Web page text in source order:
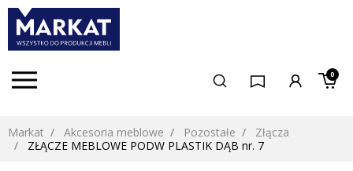
0
Markat Akcesoria meblowe Pozostałe
Złącza
ZŁĄCZE MEBLOWE PODW PLASTIK DĄB nr. 7